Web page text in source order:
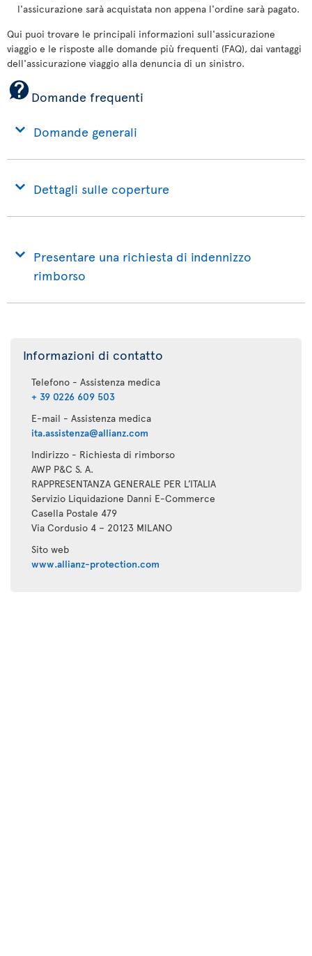
l'assicurazione sarà acquistata non appena l'ordine sarà pagato.
Qui puoi trovare le principali informazioni sull'assicurazione
viaggio e le risposte alle domande più frequenti (FAQ), dai vantaggi
dell'assicurazione viaggio alla denuncia di un sinistro.
Domande frequenti
Domande generali
Dettagli sulle coperture
Presentare una richiesta di indennizzo
rimborso
Informazioni di contatto
Telefono - Assistenza medica
+ 39 0226 609 503
E-mail - Assistenza medica
ita.assistenza@allianz.com
Indirizzo - Richiesta di rimborso
AWP P&C S. A.
RAPPRESENTANZA GENERALE PER L’ITALIA
Servizio Liquidazione Danni E-Commerce
Casella Postale 479
Via Cordusio 4 – 20123 MILANO
Sito web
www.allianz-protection.com